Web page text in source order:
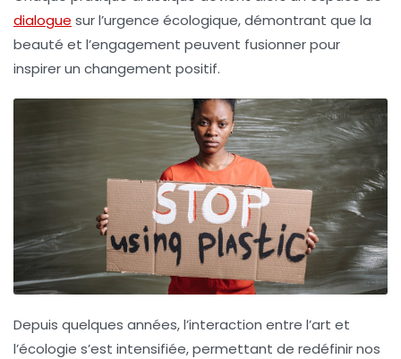
dialogue sur l’urgence écologique, démontrant que la
beauté et l’engagement peuvent fusionner pour
inspirer un changement positif.
Depuis quelques années, l’interaction entre l’art et
l’écologie s’est intensifiée, permettant de redéfinir nos